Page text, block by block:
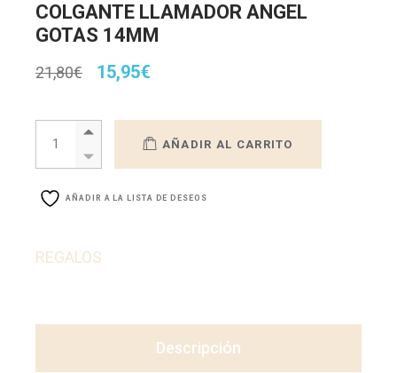
COLGANTE LLAMADOR ANGEL
GOTAS 14MM
21,80€
El
precio
era:
21,80€.
15,95€
es:
15,95€.
COLGANTE LLAMADOR ANGEL GOTAS 14MM quantity
AÑADIR AL CARRITO
AÑADIR A LA LISTA DE DESEOS
REGALOS
Descripción